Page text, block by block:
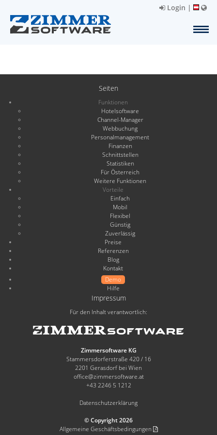
Login |
Seiten
Funktionen
Hotelsoftware
Channel-Manager
Webbuchung
Personalmanagement
Finanzen
Schnittstellen
Statistiken
Für Österreich
Weitere Funktionen
Vorteile
Einfach
Mobil
Flexibel
Günstig
Zuverlässig
Preise
Referenzen
Blog
Kontakt
Demo
Hilfe
Impressum
Für den Inhalt verantwortlich:
Zimmersoftware KG
Stammersdorferstraße 420 / 16
2201 Gerasdorf bei Wien
office@zimmersoftware.at
+43 2246 5 1212
Datenschutzerklärung
© Copyright 2026
Allgemeine Geschäftsbedingungen